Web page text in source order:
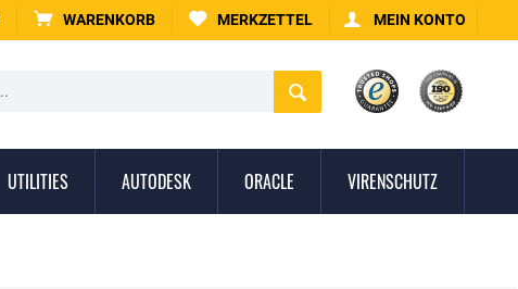
WARENKORB MERKZETTEL MEIN KONTO
UTILITIES AUTODESK ORACLE VIRENSCHUTZ